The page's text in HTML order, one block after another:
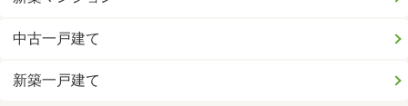
中古一戸建て
新築一戸建て